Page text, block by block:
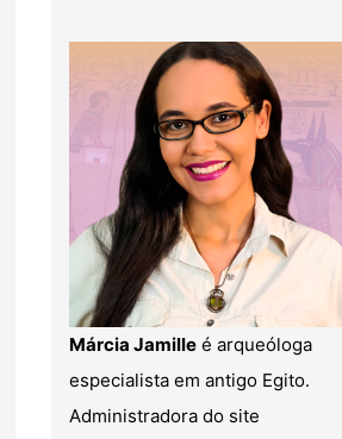
Márcia Jamille é arqueóloga
especialista em antigo Egito.
Administradora do site